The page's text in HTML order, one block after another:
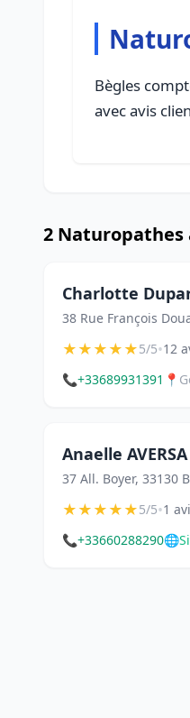
Bègles
avec avis
2 Naturopathes
Charlotte
38 Rue François
★★★★★5/5•12
📞+33689931391 📍
Anaelle
37 All. Boyer, 33130
★★★★★5/5•1
📞+33660288290🌐